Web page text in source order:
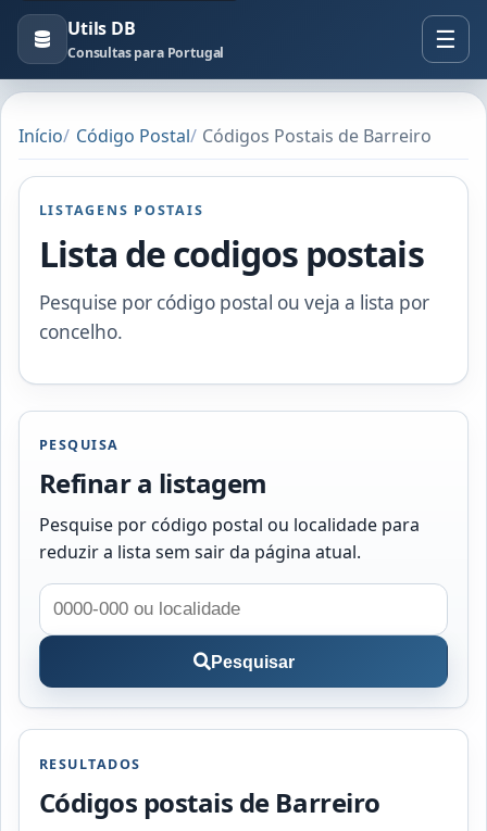
Utils DB
Consultas para Portugal
Início Código Postal Códigos Postais de Barreiro
LISTAGENS POSTAIS
Lista de codigos postais
Pesquise por código postal ou veja a lista por
concelho.
PESQUISA
Refinar a listagem
Pesquise por código postal ou localidade para
reduzir a lista sem sair da página atual.
Pesquisar
RESULTADOS
Códigos postais de Barreiro